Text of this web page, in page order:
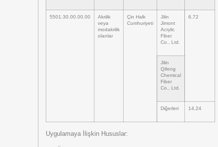
5501.30.00.00.00
Akrilik
veya
modakrilik
olanlar
Çin Halk
Cumhuriyeti
Jilin
Jimont
Acrylic
Fiber
Co., Ltd.
6,72
Jilin
Qifeng
Chemical
Fiber
Co., Ltd.
Diğerleri 14,24
Uygulamaya İlişkin Hususlar: